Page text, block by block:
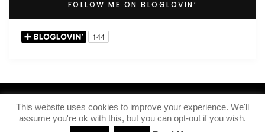
FOLLOW ME ON BLOGLOVIN’
(C) 2020 – Iris Knox
This website uses cookies to improve your experience. We'll
assume you're ok with this, but you can opt-out if you wish.